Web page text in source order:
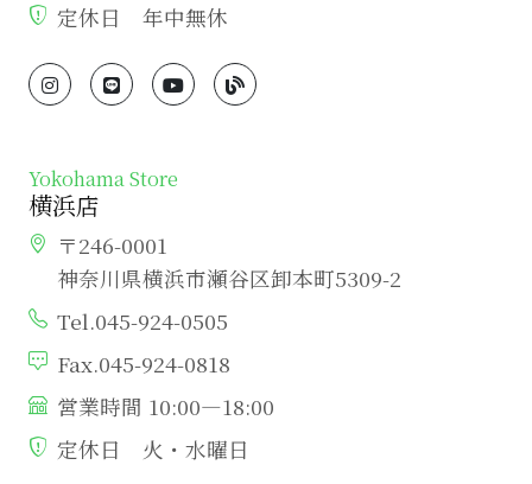
定休日 年中無休
Yokohama Store
横浜店
〒246-0001
神奈川県横浜市瀬谷区卸本町5309-2
Tel.045-924-0505
Fax.045-924-0818
営業時間 10:00―18:00
定休日 火・水曜日